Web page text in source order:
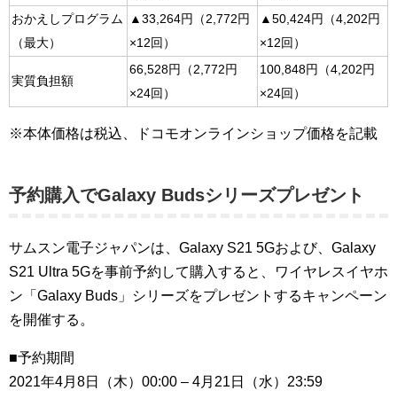
おかえしプログラム
（最大）
▲33,264円（2,772円
×12回）
▲50,424円（4,202円
×12回）
実質負担額
66,528円（2,772円
×24回）
100,848円（4,202円
×24回）
※本体価格は税込、ドコモオンラインショップ価格を記載
予約購入でGalaxy Budsシリーズプレゼント
サムスン電子ジャパンは、Galaxy S21 5Gおよび、Galaxy
S21 Ultra 5Gを事前予約して購入すると、ワイヤレスイヤホ
ン「Galaxy Buds」シリーズをプレゼントするキャンペーン
を開催する。
■予約期間
2021年4月8日（木）00:00 – 4月21日（水）23:59